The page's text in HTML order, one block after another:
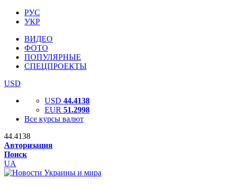
РУС
УКР
ВИДЕО
ФОТО
ПОПУЛЯРНЫЕ
СПЕЦПРОЕКТЫ
USD
USD 44.4138
EUR 51.2998
Все курсы валют
44.4138
Авторизация
Поиск
UA